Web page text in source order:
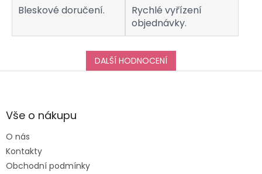
Bleskové doručení.
Rychlé vyřízení
objednávky.
DALŠÍ HODNOCENÍ
Z
aVše o nákupu
O nás
Kontakty
Obchodní podmínky